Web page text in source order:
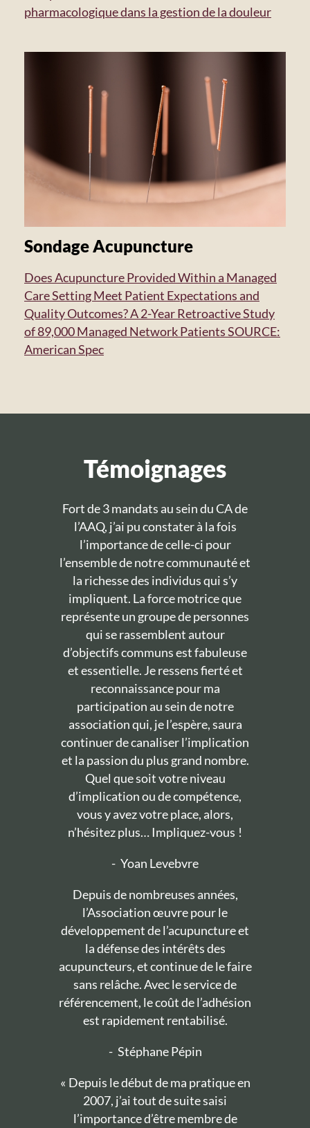
pharmacologique dans la gestion de la douleur
Sondage Acupuncture
Does Acupuncture Provided Within a Managed
Care Setting Meet Patient Expectations and
Quality Outcomes? A 2-Year Retroactive Study
of 89,000 Managed Network Patients SOURCE:
American Spec
Témoignages
Fort de 3 mandats au sein du CA de
l’AAQ, j’ai pu constater à la fois
l’importance de celle-ci pour
l’ensemble de notre communauté et
la richesse des individus qui s’y
impliquent. La force motrice que
représente un groupe de personnes
qui se rassemblent autour
d’objectifs communs est fabuleuse
et essentielle. Je ressens fierté et
reconnaissance pour ma
participation au sein de notre
association qui, je l’espère, saura
continuer de canaliser l’implication
et la passion du plus grand nombre.
Quel que soit votre niveau
d’implication ou de compétence,
vous y avez votre place, alors,
n’hésitez plus… Impliquez-vous !
- Yoan Levebvre
Depuis de nombreuses années,
l’Association œuvre pour le
développement de l’acupuncture et
la défense des intérêts des
acupuncteurs, et continue de le faire
sans relâche. Avec le service de
référencement, le coût de l’adhésion
est rapidement rentabilisé.
- Stéphane Pépin
« Depuis le début de ma pratique en
2007, j’ai tout de suite saisi
l’importance d’être membre de